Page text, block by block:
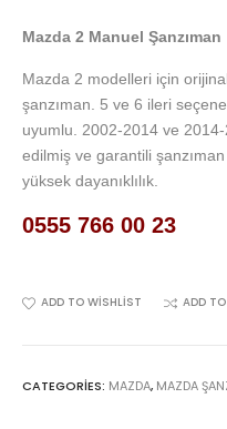
Mazda 2 Manuel Şanzıman
Mazda 2 modelleri için
şanzıman. 5 ve 6 ileri
uyumlu. 2002-2014 ve
edilmiş ve garantili
yüksek dayanıklılık.
0555 766 00 23
ADD TO WISHLIST ADD
CATEGORIES: MAZDA, MAZDA